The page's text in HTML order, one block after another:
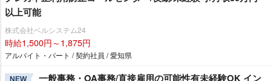
以上可能
株式会社ベルシステム24
時給1,500円～1,875円
アルバイト・パート / 契約社員 / 愛知県
NEW
一般事務・OA事務/直接雇用の可能性有未経験OK イン